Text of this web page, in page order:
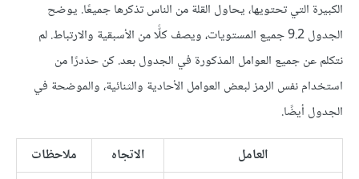
الكبيرة التي تحتويها، يحاول القلة من الناس تذكرها جميعًا. يوضح
الجدول 9.2 جميع المستويات، ويصف كلًّا من الأسبقية والارتباط. لم
نتكلم عن جميع العوامل المذكورة في الجدول بعد. كن حذدرًا من
استخدام نفس الرمز لبعض العوامل الأحادية والثنائية، والموضحة في
الجدول أيضًا.
العامل
الاتجاه
ملاحظات